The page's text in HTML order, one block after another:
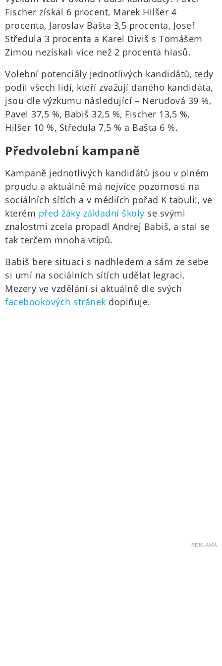
Fischer získal 6 procent, Marek Hilšer 4
procenta, Jaroslav Bašta 3,5 procenta, Josef
Středula 3 procenta a Karel Diviš s Tomášem
Zimou nezískali více než 2 procenta hlasů.
Volební potenciály jednotlivých kandidátů, tedy
podíl všech lidí, kteří zvažují daného kandidáta,
jsou dle výzkumu následující –⁠ Nerudová 39 %,
Pavel 37,5 %, Babiš 32,5 %, Fischer 13,5 %,
Hilšer 10 %, Středula 7,5 % a Bašta 6 %.
Předvolební kampaně
Kampaně jednotlivých kandidátů jsou v plném
proudu a aktuálně má nejvíce pozornosti na
sociálních sítích a v médiích pořad K tabuli!, ve
kterém před žáky základní školy se svými
znalostmi zcela propadl Andrej Babiš, a stal se
tak terčem mnoha vtipů.
Babiš bere situaci s nadhledem a sám ze sebe
si umí na sociálních sítích udělat legraci.
Mezery ve vzdělání si aktuálně dle svých
facebookových stránek doplňuje.
REKLAMA